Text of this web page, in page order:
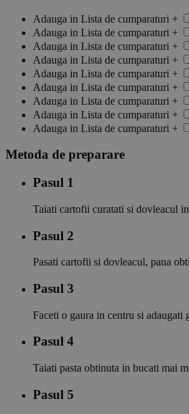
Adauga in Lista de cumparaturi +
Adauga in Lista de cumparaturi +
Adauga in Lista de cumparaturi +
Adauga in Lista de cumparaturi +
Adauga in Lista de cumparaturi +
Adauga in Lista de cumparaturi +
Adauga in Lista de cumparaturi +
Adauga in Lista de cumparaturi +
Adauga in Lista de cumparaturi +
Metoda de preparare
Pasul 1
Taiati cartofii curatati si dovleacul
Pasul 2
Pasati cartofii si dovleacul, pana
Pasul 3
Faceti o gaura in centru si adaugati
Pasul 4
Taiati pasta obtinuta in bucati mai
Pasul 5